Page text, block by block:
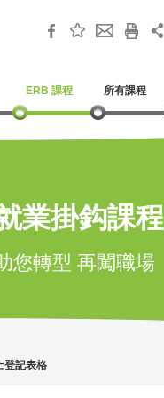
ERB 課程 所有課程
業掛鈎課程
您轉型 再闖職場
登記表格